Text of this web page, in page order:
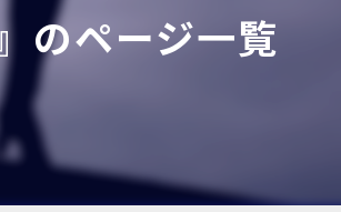
のページ一覧